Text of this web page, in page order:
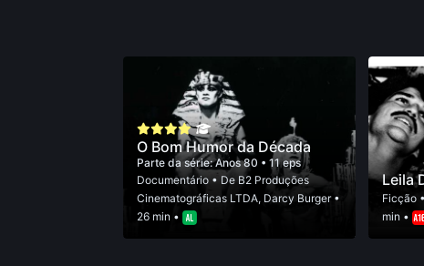
O Bom Humor da Década
Parte da série:Anos 80 • 11 eps
Documentário• De B2 Produções
Cinematográficas LTDA, Darcy Burger•
26 min •
Leila
Ficção
min •